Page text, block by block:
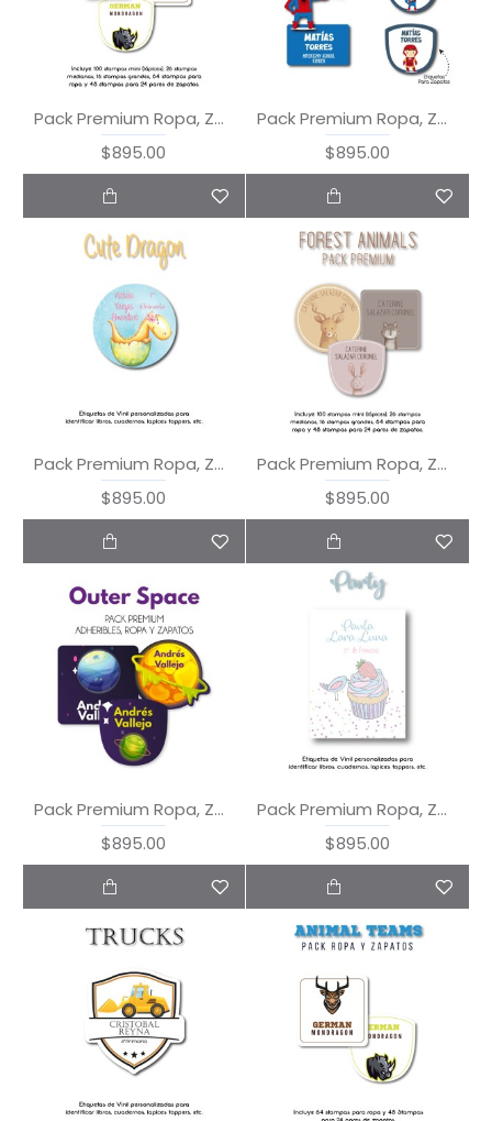
Pack Premium Ropa, Zapatos y Escuela Animal Teams
$895.00
Pack Premium Ropa, Zapatos y Escuela Avengers
$895.00
Pack Premium Ropa, Zapatos y Escuela Cute Dragon
$895.00
Pack Premium Ropa, Zapatos y Escuela Forest Animals
$895.00
Pack Premium Ropa, Zapatos y Escuela Outer Space
$895.00
Pack Premium Ropa, Zapatos y Escuela Party
$895.00